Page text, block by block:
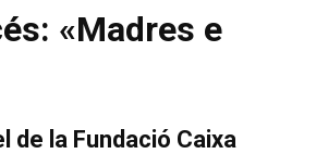
«Madres e
de la Fundació Caixa